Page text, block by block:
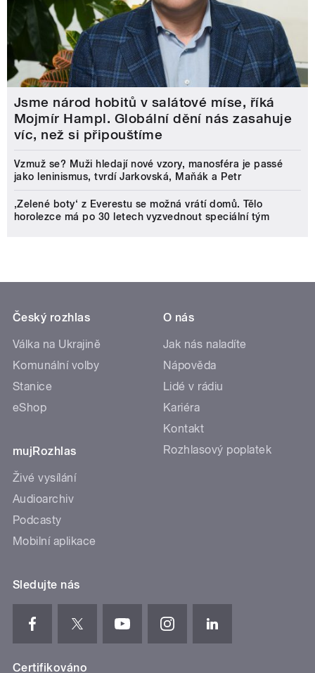
Jsme národ hobitů v salátové míse, říká
Mojmír Hampl. Globální dění nás zasahuje
víc, než si připouštíme
Vzmuž se? Muži hledají nové vzory, manosféra je passé
jako leninismus, tvrdí Jarkovská, Maňák a Petr
‚Zelené boty‘ z Everestu se možná vrátí domů. Tělo
horolezce má po 30 letech vyzvednout speciální tým
Český rozhlas
Válka na Ukrajině
Komunální volby
Stanice
eShop
mujRozhlas
Živé vysílání
Audioarchiv
Podcasty
Mobilní aplikace
O nás
Jak nás naladíte
Nápověda
Lidé v rádiu
Kariéra
Kontakt
Rozhlasový poplatek
Sledujte nás
Certifikováno